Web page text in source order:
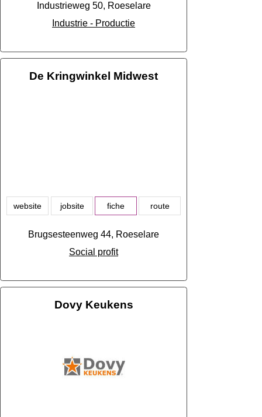
Industrieweg 50, Roeselare
Industrie - Productie
De Kringwinkel Midwest
website jobsite fiche route
Brugsesteenweg 44, Roeselare
Social profit
Dovy Keukens